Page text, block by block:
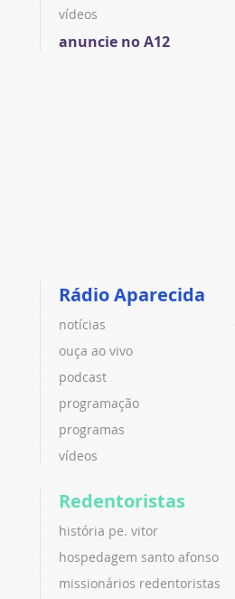
vídeos
anuncie no A12
Rádio Aparecida
notícias
ouça ao vivo
podcast
programação
programas
vídeos
Redentoristas
história pe. vitor
hospedagem santo afonso
missionários redentoristas